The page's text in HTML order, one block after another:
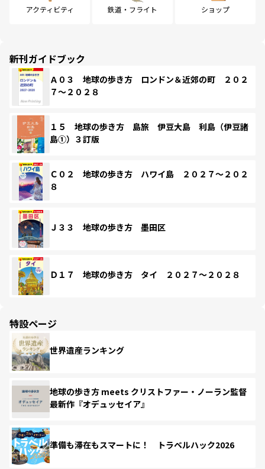
アクティビティ 鉄道・フライト ショップ
新刊ガイドブック
Ａ０３ 地球の歩き方 ロンドン＆近郊の町 ２０２
７～２０２８
１５ 地球の歩き方 島旅 伊豆大島 利島（伊豆諸
島①）３訂版
Ｃ０２ 地球の歩き方 ハワイ島 ２０２７～２０２
８
Ｊ３３ 地球の歩き方 墨田区
Ｄ１７ 地球の歩き方 タイ ２０２７～２０２８
特設ページ
世界遺産ランキング
地球の歩き方 meets クリストファー・ノーラン監督
最新作『オデュッセイア』
準備も滞在もスマートに！ トラベルハック2026